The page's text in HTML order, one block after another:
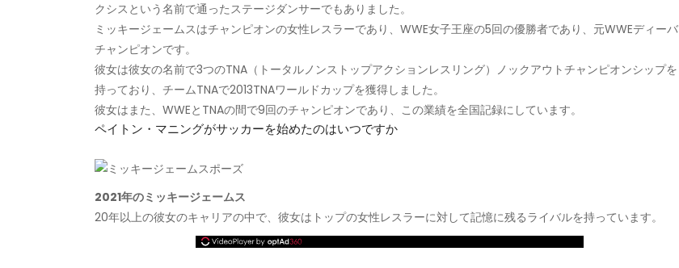
クシスという名前で通ったステージダンサーでもありました。
ミッキージェームスはチャンピオンの女性レスラーであり、WWE女子王座の5回の優勝者であり、元WWEディーバ
チャンピオンです。
彼女は彼女の名前で3つのTNA（トータルノンストップアクションレスリング）ノックアウトチャンピオンシップを
持っており、チームTNAで2013TNAワールドカップを獲得しました。
彼女はまた、WWEとTNAの間で9回のチャンピオンであり、この業績を全国記録にしています。
ペイトン・マニングがサッカーを始めたのはいつですか
2021年のミッキージェームス
20年以上の彼女のキャリアの中で、彼女はトップの女性レスラーに対して記憶に残るライバルを持っています。